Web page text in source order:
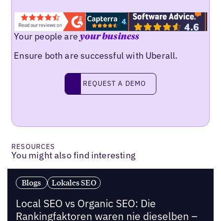
Your people areyour business
Ensure both are successful with Uberall.
Request a demo
REQUEST A DEMO
RESOURCES
You might also find interesting
Blogs Lokales SEO
Local SEO vs Organic SEO: Die
Rankingfaktoren waren nie dieselben –